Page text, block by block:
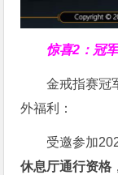
惊喜2：冠
金戒指赛冠
外福利：
受邀参加
休息厅通行资格